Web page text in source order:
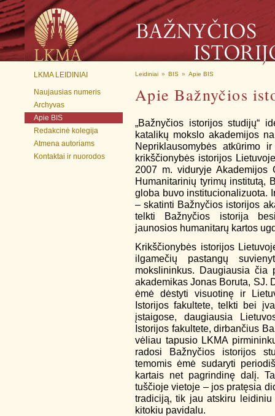
LKMA LEIDINIAI
Naujausias numeris
Archyvas
Apie BIS
Redakcinė kolegija
Atmena autoriams
Kontaktai ir nuorodos
Leidiniai » BIS » Apie BIS
Apie Bažnyčios
„Bažnyčios istorijos studijų“
katalikų mokslo akademijos
Nepriklausomybės atkūrimo
krikščionybės istorijos
2007 m. viduryje Akademijos
Humanitarinių tyrimų institutą,
globa buvo institucionalizuota.
– skatinti Bažnyčios istorijos
telkti Bažnyčios istorija
jaunosios humanitarų kartos
Krikščionybės istorijos
ilgamečių pastangų
mokslininkus. Daugiausia
akademikas Jonas Boruta, SJ.
ėmė dėstyti visuotinę ir
Istorijos fakultete, telkti bei
įstaigose, daugiausia
Istorijos fakultete, dirbančius
vėliau tapusio LKMA
radosi Bažnyčios istorijos
temomis ėmė sudaryti
kartais net pagrindinę dalį.
tuščioje vietoje – jos pratęsia
tradiciją, tik jau atskiru
kitokiu pavidalu.